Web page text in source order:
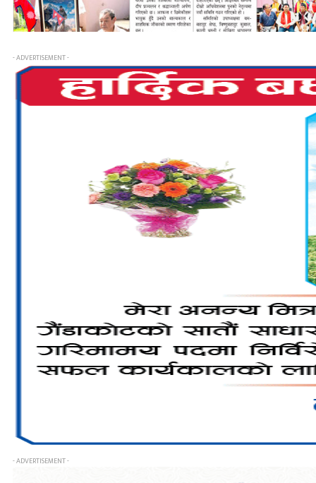
- ADVERTISEMENT -
- ADVERTISEMENT -